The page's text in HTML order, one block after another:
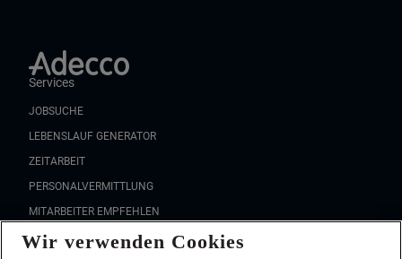
Services
JOBSUCHE
LEBENSLAUF GENERATOR
ZEITARBEIT
PERSONALVERMITTLUNG
MITARBEITER EMPFEHLEN
FAQ
Wir stellen ein!
Wir verwenden Cookies